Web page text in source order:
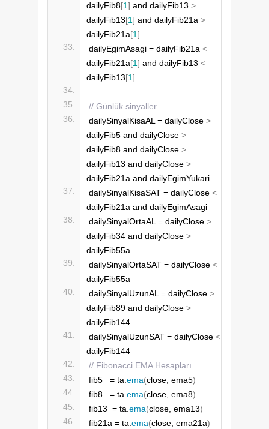
dailyFib8[1] and dailyFib13 >
dailyFib13[1] and dailyFib21a >
dailyFib21a[1]
dailyEgimAsagi = dailyFib21a <
dailyFib21a[1] and dailyFib13 <
dailyFib13[1]
// Günlük sinyaller
dailySinyalKisaAL = dailyClose >
dailyFib5 and dailyClose >
dailyFib8 and dailyClose >
dailyFib13 and dailyClose >
dailyFib21a and dailyEgimYukari
dailySinyalKisaSAT = dailyClose <
dailyFib21a and dailyEgimAsagi
dailySinyalOrtaAL = dailyClose >
dailyFib34 and dailyClose >
dailyFib55a
dailySinyalOrtaSAT = dailyClose <
dailyFib55a
dailySinyalUzunAL = dailyClose >
dailyFib89 and dailyClose >
dailyFib144
dailySinyalUzunSAT = dailyClose <
dailyFib144
// Fibonacci EMA Hesapları
fib5   = ta.ema(close, ema5)
fib8   = ta.ema(close, ema8)
fib13  = ta.ema(close, ema13)
fib21a = ta.ema(close, ema21a)